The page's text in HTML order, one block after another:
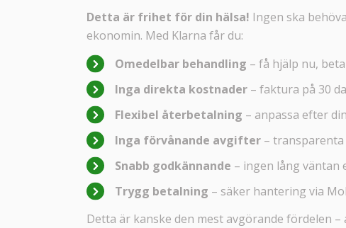
Detta är frihet för din hälsa! Ingen ska
ekonomin. Med Klarna får du:
Omedelbar behandling – få hjälp nu,
Inga direkta kostnader – faktura på 30
Flexibel återbetalning – anpassa efter
Inga förvånande avgifter –
Snabb godkännande – ingen lång väntan
Trygg betalning – säker hantering via
Detta är kanske den mest avgörande fördelen